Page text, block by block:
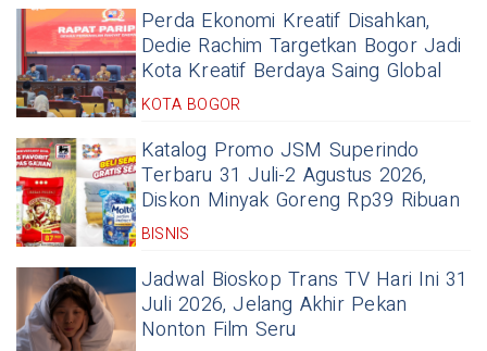
Perda Ekonomi Kreatif Disahkan,
Dedie Rachim Targetkan Bogor Jadi
Kota Kreatif Berdaya Saing Global
KOTA BOGOR
Katalog Promo JSM Superindo
Terbaru 31 Juli-2 Agustus 2026,
Diskon Minyak Goreng Rp39 Ribuan
BISNIS
Jadwal Bioskop Trans TV Hari Ini 31
Juli 2026, Jelang Akhir Pekan
Nonton Film Seru